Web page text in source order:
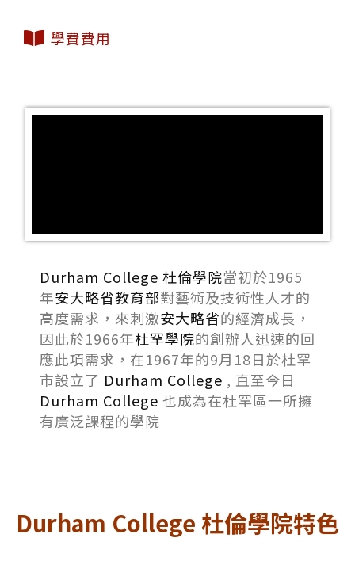
學費費用
Durham College 杜倫學院當初於1965
年安大略省教育部對藝術及技術性人才的
高度需求，來刺激安大略省的經濟成長，
因此於1966年杜罕學院的創辦人迅速的回
應此項需求，在1967年的9月18日於杜罕
市設立了 Durham College , 直至今日
Durham College 也成為在杜罕區一所擁
有廣泛課程的學院
Durham College 杜倫學院特色